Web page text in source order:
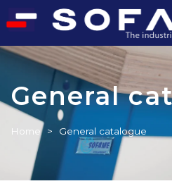
General
Home > General catalogue